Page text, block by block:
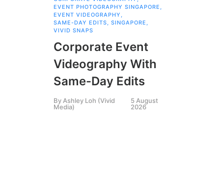
EVENT PHOTOGRAPHY SINGAPORE ,
EVENT VIDEOGRAPHY ,
SAME-DAY EDITS, SINGAPORE ,
VIVID SNAPS
Corporate Event
Videography With
Same-Day Edits
By Ashley Loh (Vivid
Media)
5 August
2026